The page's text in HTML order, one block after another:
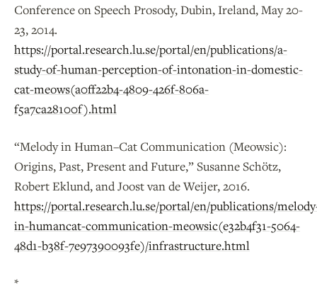
Conference on Speech Prosody, Dubin, Ireland, May 20-
23, 2014.
https://portal.research.lu.se/portal/en/publications/a-
study-of-human-perception-of-intonation-in-domestic-
cat-meows(a0ff22b4-4809-426f-806a-
f5a7ca28100f).html
“Melody in Human–Cat Communication (Meowsic):
Origins, Past, Present and Future,” Susanne Schötz,
Robert Eklund, and Joost van de Weijer, 2016.
https://portal.research.lu.se/portal/en/publications/
in-humancat-communication-meowsic(e32b4f31-5064-
48d1-b38f-7e97390093fe)/infrastructure.html
*